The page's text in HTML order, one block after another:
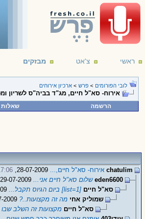
ראשי צ'אט מבזקים
לובי הפורומים > פרש > ארכיון אירוחים
אירוח- סא"ל חיים, מג"ד בביה"ס לשריון
הרשמה שאלות
chatulim אירוח- סא"ל חיים,...
eden6600 שלום סא"ל חיים אני...29-07-2009,
סא"ל חיים [list=1] ביום הגיוס תקבל... 30-07-2009,
שמוליק אחי מה זה מקצועות..?
סא"ל חיים מקצועות זה השלב